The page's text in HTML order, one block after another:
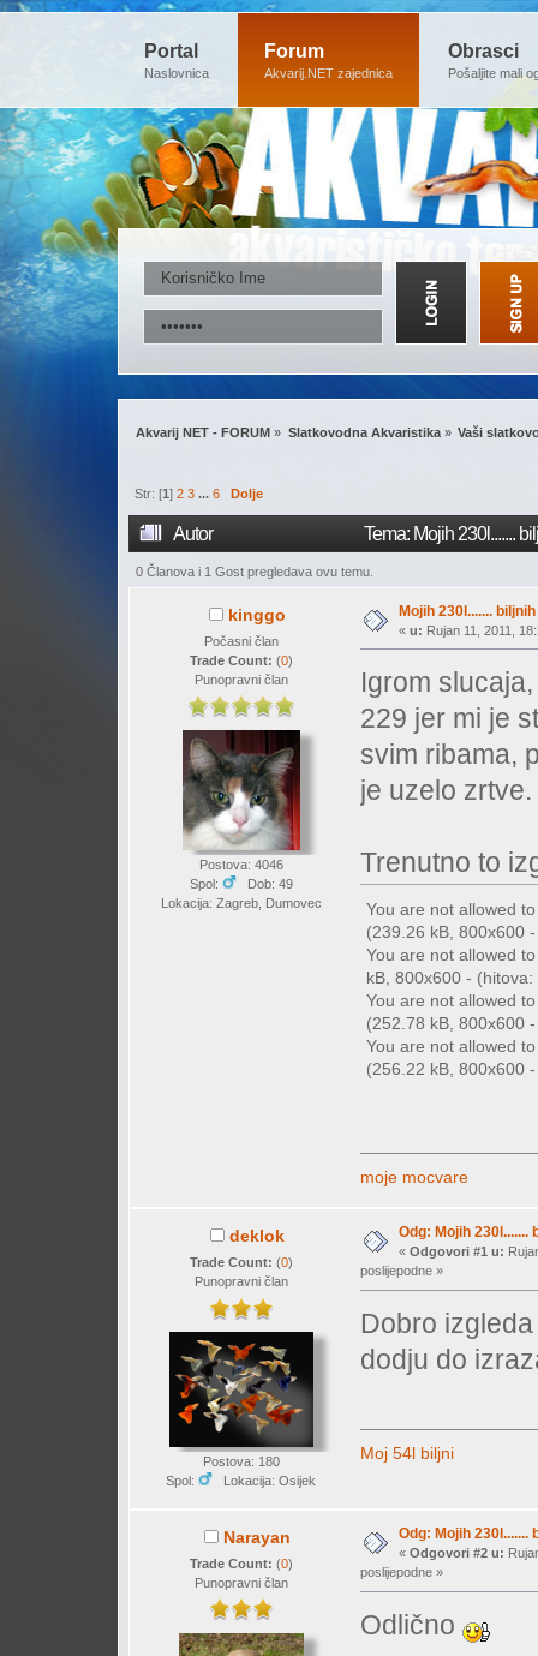
Portal
Naslovnica
Forum
Akvarij.NET zajednica
Obrasci
Pošaljite mali
Akvarij NET - FORUM » Slatkovodna Akvaristika» Vaši
Str: [1]2 3 ...6 Dolje
Autor Tema: Mojih 230l.......
0 Članova i 1 Gost pregledava ovu temu.
kinggo
Počasni član
Trade Count: (0)
Punopravni član
Postova: 4046
Spol:
Dob: 49
Lokacija: Zagreb, Dumovec
Mojih 230l.......
« u: Rujan 11, 2011,
Igrom
229 jer mi je
svim ribama,
je uzelo
Trenutno to
You are not allowed
(239.26 kB, 800x600
You are not allowed
kB, 800x600 -
You are not allowed
(252.78 kB, 800x600
You are not allowed
(256.22 kB, 800x600
moje mocvare
deklok
Trade Count: (0)
Punopravni član
Postova: 180
Spol:
Lokacija: Osijek
Odg: Mojih 230l.......
« Odgovori #1 u:
poslijepodne »
Dobro
dodju do
Moj 54l biljni
Narayan
Trade Count: (0)
Punopravni član
Odg: Mojih 230l.......
« Odgovori #2 u:
poslijepodne »
Odlično